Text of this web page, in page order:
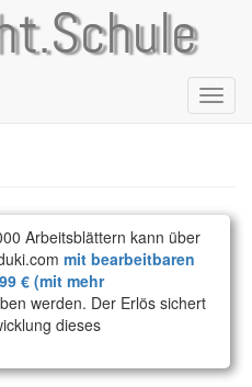
Arbeitsblättern kann über
mit bearbeitbaren
€ (mit mehr
werden. Der Erlös sichert
dieses